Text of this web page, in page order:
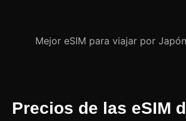
Mejor eSIM para viajar por
Precios de las eSIM